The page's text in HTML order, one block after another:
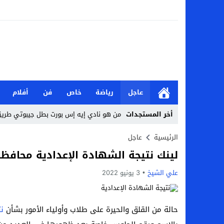
عاجل رياضة خاص فن أفلام
أخر المستجدات من هو نادي إيه إس بورت بطل جيبوتي
تعرف على نتائج قرعة كأس عاصمة مصر كاملة 2026-
من هي جيداء كامل بطلة الملحمة؟.. تالقت
بحث في الإسلام بسببها.. من هي هيفا
لماذا تنجح بعض الحملات التسويقية
الرئيسية عاجل
لينك نتيجة الشهادة الإعدادية محافظة الشرقية
علي الشيخ 3 يونيو 2022
حالة من القلق والحيرة على طلاب وأولياء الأمور بشأن